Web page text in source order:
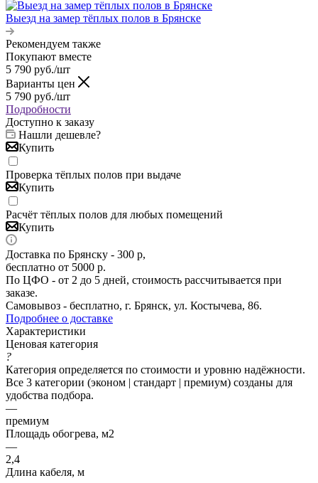
Выезд на замер тёплых полов в Брянске
Рекомендуем также
Покупают вместе
5 790 руб./шт
Варианты цен
5 790 руб./шт
Подробности
Доступно к заказу
Нашли дешевле?
Купить
Проверка тёплых полов при выдаче
Купить
Расчёт тёплых полов для любых помещений
Купить
Доставка по Брянску - 300 р,
бесплатно от 5000 р.
По ЦФО - от 2 до 5 дней, стоимость рассчитывается при
заказе.
Самовывоз - бесплатно, г. Брянск, ул. Костычева, 86.
Подробнее о доставке
Характеристики
Ценовая категория
?
Категория определяется по стоимости и уровню надёжности.
Все 3 категории (эконом | стандарт | премиум) созданы для
удобства подбора.
—
премиум
Площадь обогрева, м2
—
2,4
Длина кабеля, м